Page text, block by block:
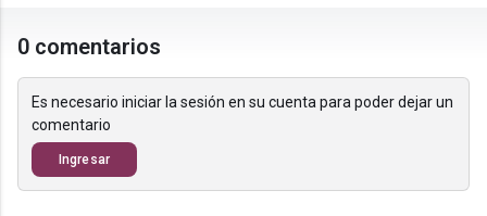
0 comentarios
Es necesario iniciar la sesión en su cuenta para poder dejar un
comentario
Ingresar